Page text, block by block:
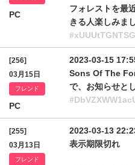
PC
フォレストを最
きる人楽しみま
[256]
03月15日
フレンド
PC
2023-03-15
Sons Of The
で、お知らせと
[255]
03月13日
フレンド
2023-03-13
表示期限切れ